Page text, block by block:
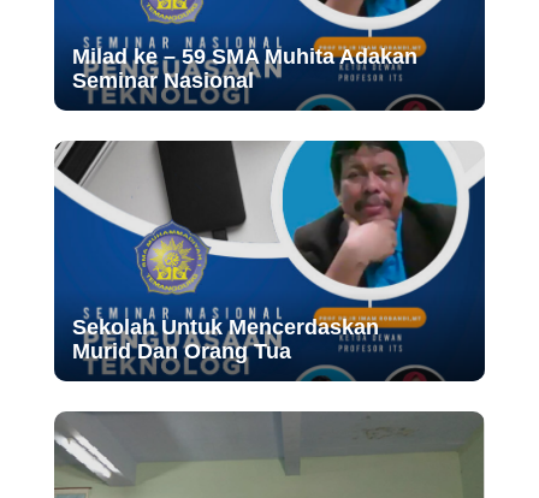
Milad ke – 59 SMA Muhita Adakan
Seminar Nasional
Sekolah Untuk Mencerdaskan
Murid Dan Orang Tua